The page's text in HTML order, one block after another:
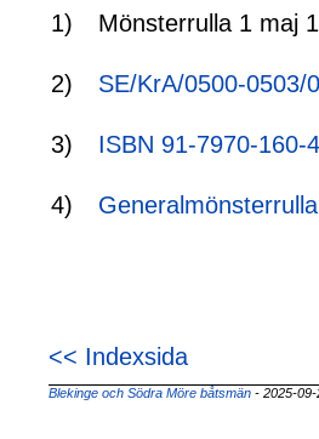
1) Mönsterrulla 1 maj
2) SE/KrA/0500-0503/
3) ISBN 91-7970-160-4
4)
<< Indexsida
Blekinge och Södra Möre båtsmän - 2025-09-